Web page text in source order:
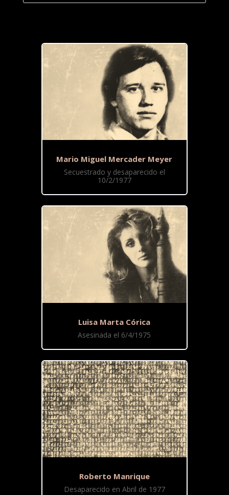
Mario Miguel Mercader Meyer
Secuestrado y desaparecido el
10/2/1977
Luisa Marta Córica
Asesinada el 6/4/1975
Roberto Manrique
Desaparecido en Abril de 1977